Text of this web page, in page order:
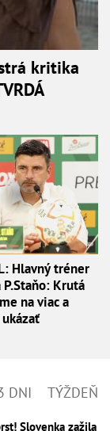
kritika
Hlavný tréner
Krutá
na viac a
DNI TÝŽDEŇ
Slovenka zažila